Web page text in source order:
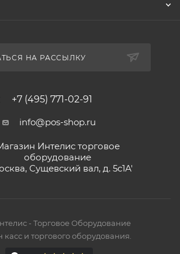
НА РАССЫЛКУ
+7 (495) 771-02-91
info@pos-shop.ru
Интелис торговое
оборудование
Сущевский вал, д. 5с1А'
- Торговое Оборудование
и торгового оборудования.